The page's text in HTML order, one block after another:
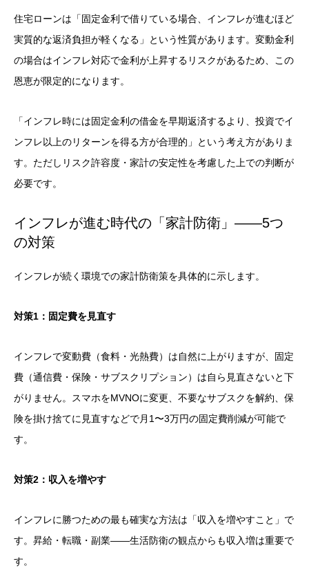
住宅ローンは「固定金利で借りている場合、インフレが進むほど
実質的な返済負担が軽くなる」という性質があります。変動金利
の場合はインフレ対応で金利が上昇するリスクがあるため、この
恩恵が限定的になります。
「インフレ時には固定金利の借金を早期返済するより、投資でイ
ンフレ以上のリターンを得る方が合理的」という考え方がありま
す。ただしリスク許容度・家計の安定性を考慮した上での判断が
必要です。
インフレが進む時代の「家計防衛」——5つ
の対策
インフレが続く環境での家計防衛策を具体的に示します。
対策1：固定費を見直す
インフレで変動費（食料・光熱費）は自然に上がりますが、固定
費（通信費・保険・サブスクリプション）は自ら見直さないと下
がりません。スマホをMVNOに変更、不要なサブスクを解約、保
険を掛け捨てに見直すなどで月1〜3万円の固定費削減が可能で
す。
対策2：収入を増やす
インフレに勝つための最も確実な方法は「収入を増やすこと」で
す。昇給・転職・副業——生活防衛の観点からも収入増は重要で
す。